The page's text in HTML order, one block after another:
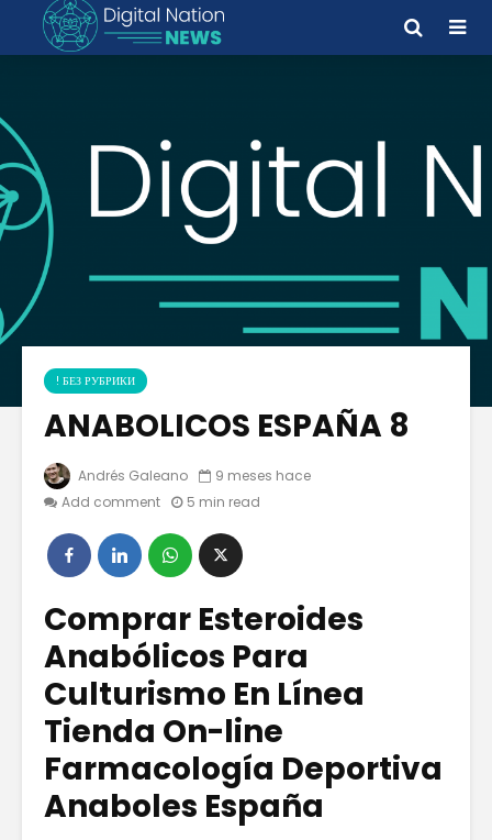
! БЕЗ РУБРИКИ
ANABOLICOS ESPAÑA 8
Andrés Galeano
9 meses hace
Add comment
5 min read
Comprar Esteroides
Anabólicos Para
Culturismo En Línea ️
Tienda On-line
Farmacología Deportiva
Anaboles España
10 estrategias
para lanzar tu
producto o
servicio al
mercado
CÓMO
MAQUILLARSE
CON BLUSH,
NUEVOS USOS DE
COLORETES
Los Influencers
Los